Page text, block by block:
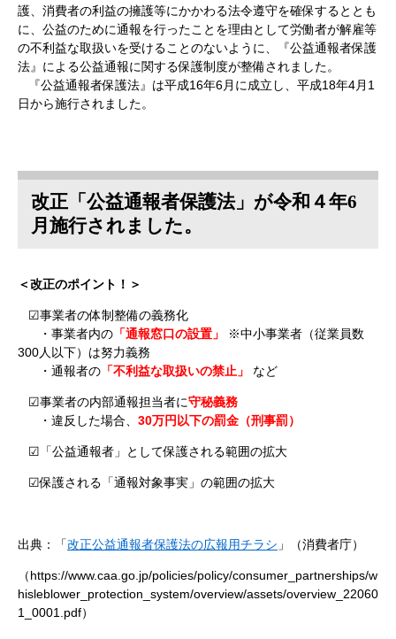
護、消費者の利益の擁護等にかかわる法令遵守を確保するととも
に、公益のために通報を行ったことを理由として労働者が解雇等
の不利益な取扱いを受けることのないように、『公益通報者保護
法』による公益通報に関する保護制度が整備されました。
『公益通報者保護法』は平成16年6月に成立し、平成18年4月1
日から施行されました。
改正「公益通報者保護法」が令和４年6
月施行されました。
＜改正のポイント！＞
☑事業者の体制整備の義務化
・事業者内の 「通報窓口の設置」
※中小事業者（従業員数
300人以下）は努力義務
・通報者の 「不利益な取扱いの禁止」 など
☑事業者の内部通報担当者に守秘義務
・違反した場合、 30万円以下の罰金（刑事罰）
☑「公益通報者」として保護される範囲の拡大
☑保護される「通報対象事実」の範囲の拡大
出典：「改正公益通報者保護法の広報用チラシ 」（消費者庁）
（https://www.caa.go.jp/policies/policy/consumer_partnerships/w
hisleblower_protection_system/overview/assets/overview_22060
1_0001.pdf）